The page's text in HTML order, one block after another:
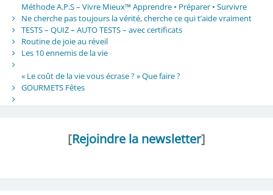
Méthode A.P.S – Vivre Mieux™ Apprendre • Préparer • Survivre
Ne cherche pas toujours la vérité, cherche ce qui t’aide vraiment
TESTS – QUIZ – AUTO TESTS – avec certificats
Routine de joie au réveil
Les 10 ennemis de la vie
« Le coût de la vie vous écrase ? » Que faire ?
GOURMETS Fêtes
[Rejoindre la newsletter]